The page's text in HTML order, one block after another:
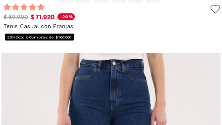
$ 89.900 $ 71.920 -20%
Tenis Casual con Franjas
20%Dcto x Compras de $160.000